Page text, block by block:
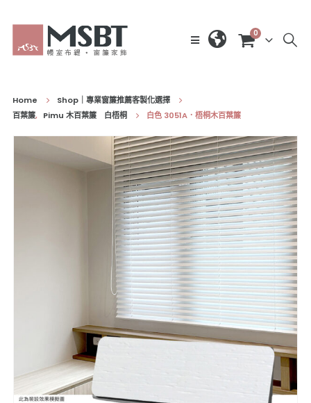
0
Home
Shop｜專業窗簾推薦客製化選擇
百葉簾, Pimu 木百葉簾 白梧桐 白色 3051A．梧桐木百葉簾